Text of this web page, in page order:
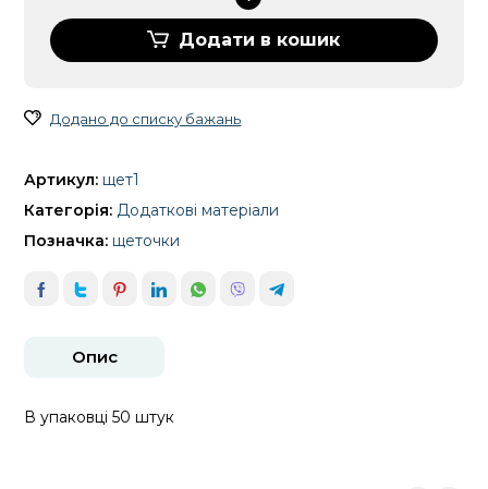
кількість
Додати в кошик
Додано до списку бажань
Артикул: щет1
Категорія: Додаткові матеріали
Позначка: щеточки
Опис
В упаковці 50 штук